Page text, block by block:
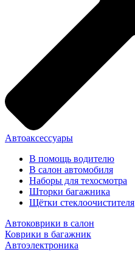
Автоаксессуары
В помощь водителю
В салон автомобиля
Наборы для техосмотра
Шторки багажника
Щётки стеклоочистителя
Автоковрики в салон
Коврики в багажник
Автоэлектроника